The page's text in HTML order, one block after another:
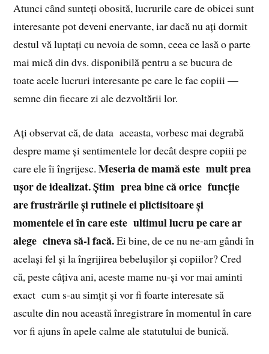
Atunci când sunteți obosită, lucrurile care de obicei sunt
interesante pot deveni enervante, iar dacă nu ați dormit
destul vă luptați cu nevoia de somn, ceea ce lasă o parte
mai mică din dvs. disponibilă pentru a se bucura de
toate acele lucruri interesante pe care le fac copiii —
semne din fiecare zi ale dezvoltării lor.
Ați observat că, de data aceasta, vorbesc mai degrabă
despre mame și sentimentele lor decât despre copiii pe
care ele îi îngrijesc.Meseria de mamă este mult prea
ușor de idealizat. Știm prea bine că orice funcție
are frustrările și rutinele ei plictisitoare și
momentele ei în care este ultimul lucru pe care ar
alege cineva să-l facă.Ei bine, de ce nu ne-am gândi în
același fel și la îngrijirea bebelușilor și copiilor? Cred
că, peste câțiva ani, aceste mame nu-și vor mai aminti
exact cum s-au simțit și vor fi foarte interesate să
asculte din nou această înregistrare în momentul în care
vor fi ajuns în apele calme ale statutului de bunică.